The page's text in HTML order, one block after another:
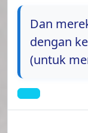
Dan
dengan
(untuk